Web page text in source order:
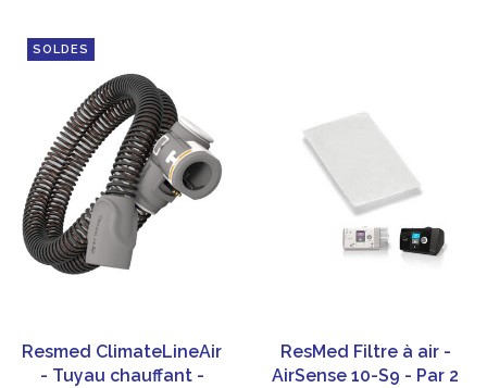
SOLDES
Resmed ClimateLineAir
- Tuyau chauffant -
ResMed Filtre à air -
AirSense 10-S9 - Par 2